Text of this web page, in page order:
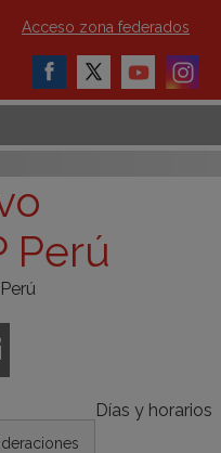
Acceso zona federados
Perú
Días y horarios